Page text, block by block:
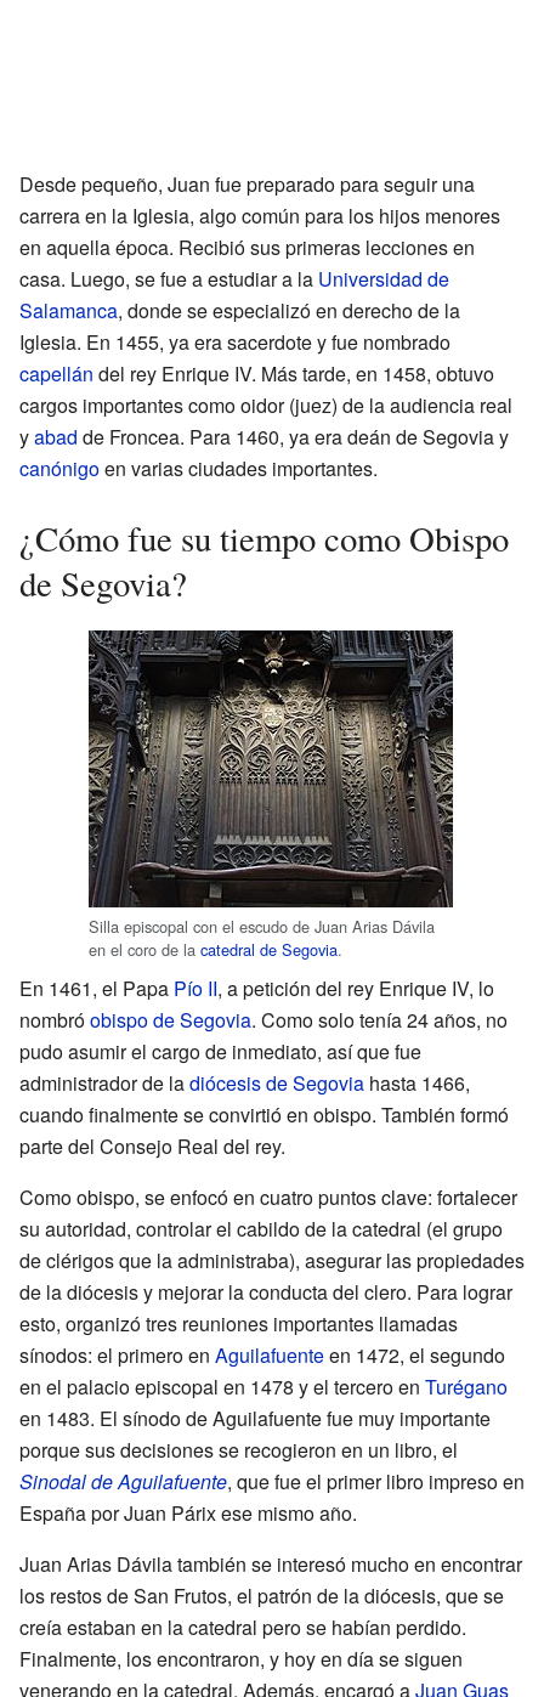
Desde pequeño, Juan fue preparado para seguir una
carrera en la Iglesia, algo común para los hijos menores
en aquella época. Recibió sus primeras lecciones en
casa. Luego, se fue a estudiar a la Universidad de
Salamanca, donde se especializó en derecho de la
Iglesia. En 1455, ya era sacerdote y fue nombrado
capellán del rey Enrique IV. Más tarde, en 1458, obtuvo
cargos importantes como oidor (juez) de la audiencia real
yabad de Froncea. Para 1460, ya era deán de Segovia y
canónigoen varias ciudades importantes.
¿Cómo fue su tiempo como Obispo
de Segovia?
Silla episcopal con el escudo de Juan Arias Dávila
en el coro de la catedral de Segovia.
En 1461, el Papa Pío II, a petición del rey Enrique IV, lo
nombróobispo de Segovia. Como solo tenía 24 años, no
pudo asumir el cargo de inmediato, así que fue
administrador de ladiócesis de Segovia hasta 1466,
cuando finalmente se convirtió en obispo. También formó
parte del Consejo Real del rey.
Como obispo, se enfocó en cuatro puntos clave: fortalecer
su autoridad, controlar el cabildo de la catedral (el grupo
de clérigos que la administraba), asegurar las propiedades
de la diócesis y mejorar la conducta del clero. Para lograr
esto, organizó tres reuniones importantes llamadas
sínodos: el primero en Aguilafuenteen 1472, el segundo
en el palacio episcopal en 1478 y el tercero en Turégano
en 1483. El sínodo de Aguilafuente fue muy importante
porque sus decisiones se recogieron en un libro, el
Sinodal de Aguilafuente, que fue el primer libro impreso en
España por Juan Párix ese mismo año.
Juan Arias Dávila también se interesó mucho en encontrar
los restos de San Frutos, el patrón de la diócesis, que se
creía estaban en la catedral pero se habían perdido.
Finalmente, los encontraron, y hoy en día se siguen
venerando en la catedral. Además, encargó aJuan Guas